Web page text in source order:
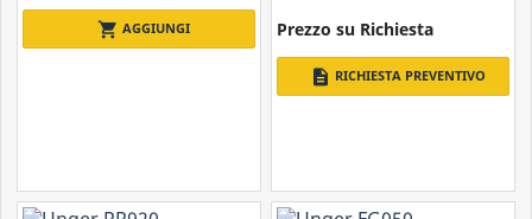
shopping_cart AGGIUNGI Prezzo su Richiesta
description RICHIESTA PREVENTIVO